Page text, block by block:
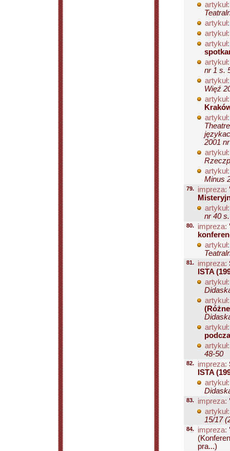
artykuł:
artykuł:
artykuł:
artykuł:
artykuł:
nr 1 s.
artykuł:
Więź
artykuł:
artykuł:
2001
artykuł:
artykuł:
Minus
79. impreza:
artykuł:
nr 40
80. impreza:
artykuł:
81. impreza:
ISTA
artykuł:
artykuł:
artykuł:
artykuł:
48-50
82. impreza:
ISTA
artykuł:
83. impreza:
artykuł:
15/17
84. impreza:
pra...)